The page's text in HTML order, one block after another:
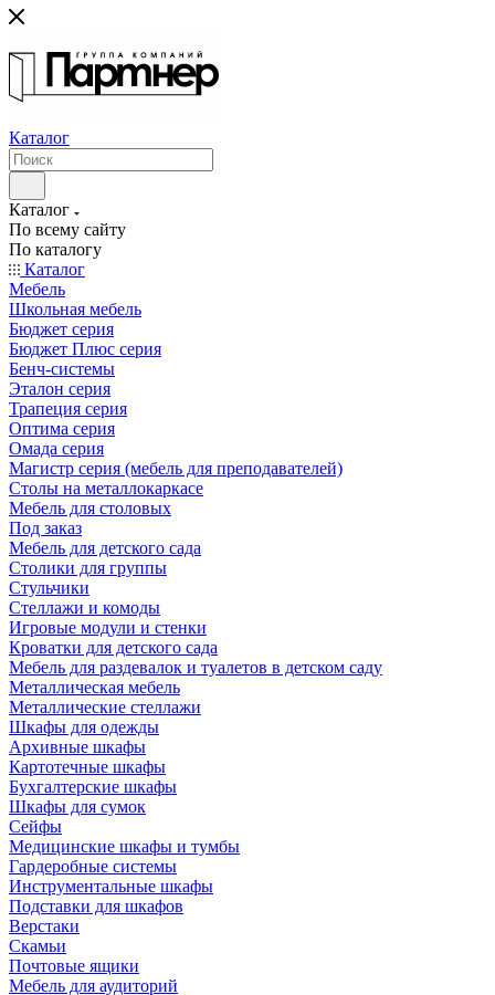
Каталог
Каталог
По всему сайту
По каталогу
Каталог
Мебель
Школьная мебель
Бюджет серия
Бюджет Плюс серия
Бенч-системы
Эталон серия
Трапеция серия
Оптима серия
Омада серия
Магистр серия (мебель для преподавателей)
Столы на металлокаркасе
Мебель для столовых
Под заказ
Мебель для детского сада
Столики для группы
Стульчики
Стеллажи и комоды
Игровые модули и стенки
Кроватки для детского сада
Мебель для раздевалок и туалетов в детском саду
Металлическая мебель
Металлические стеллажи
Шкафы для одежды
Архивные шкафы
Картотечные шкафы
Бухгалтерские шкафы
Шкафы для сумок
Сейфы
Медицинские шкафы и тумбы
Гардеробные системы
Инструментальные шкафы
Подставки для шкафов
Верстаки
Скамьи
Почтовые ящики
Мебель для аудиторий